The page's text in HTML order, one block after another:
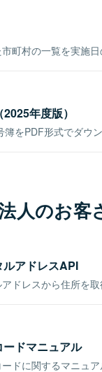
町村の一覧を実施日
年度版）
をPDF形式でダウ
人のお客
アドレスAPI
ドレスから住所を取
ドマニュアル
ドに関するマニュア